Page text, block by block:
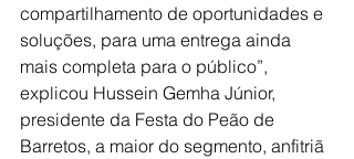
compartilhamento de oportunidades e
soluções, para uma entrega ainda
mais completa para o público”,
explicou Hussein Gemha Júnior,
presidente da Festa do Peão de
Barretos, a maior do segmento, anfitriã